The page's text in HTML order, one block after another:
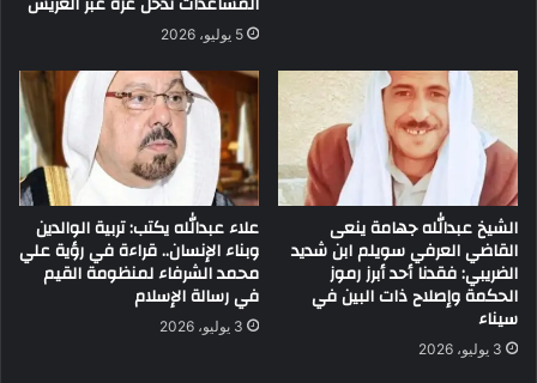
5 يوليو، 2026
الشيخ عبدالله جهامة ينعى
القاضي العرفي سويلم ابن شديد
الضريبي: فقدنا أحد أبرز رموز
الحكمة وإصلاح ذات البين في
سيناء
3 يوليو، 2026
علاء عبدالله يكتب: تربية الوالدين
وبناء الإنسان.. قراءة في رؤية علي
محمد الشرفاء لمنظومة القيم
في رسالة الإسلام
3 يوليو، 2026